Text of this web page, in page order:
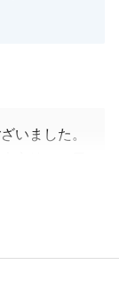
いました。
のも、必要
対応のおか